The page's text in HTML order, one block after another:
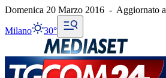
Domenica 20 Marzo 2016 - Aggiornato
Milano 30°